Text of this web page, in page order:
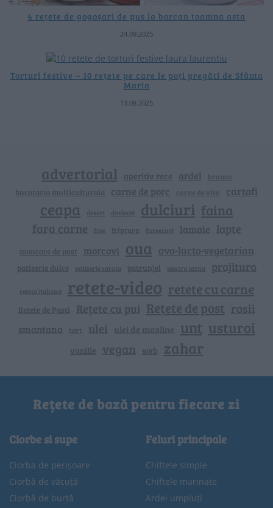
4 rețete de gogoșari de pus la borcan toamna asta
24.09.2025
Torturi festive – 10 rețete pe care le poți pregăti de Sfânta
Maria
13.08.2025
advertorial aperitiv rece ardei branza
bucataria multiculturala carne de porc carne de vita cartofi
ceapa desert dovlecei dulciuri faina
fara carne free friptura fursecuri lamaie lapte
mancare de post morcovi oua ovo-lacto-vegetarian
patiserie dulce patiserie sarata patrunjel pentru iarna prajitura
reteta italiana retete-video retete cu carne
Retete de Pasti Rețete cu pui Rețete de post rosii
smantana tort ulei ulei de masline unt usturoi
vanilie vegan web zahar
Rețete de bază pentru fiecare zi
Ciorbe si supe
Ciorba de perișoare
Ciorbă de văcuță
Ciorbă de burtă
Feluri principale
Chiftele simple
Chiftele marinate
Ardei umpluți